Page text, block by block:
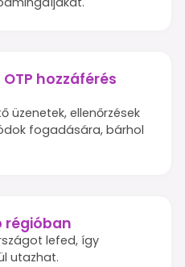
hozzáférés
üzenetek, ellenőrzések
fogadására, bárhol
régióban
lefed, így
utazhat.